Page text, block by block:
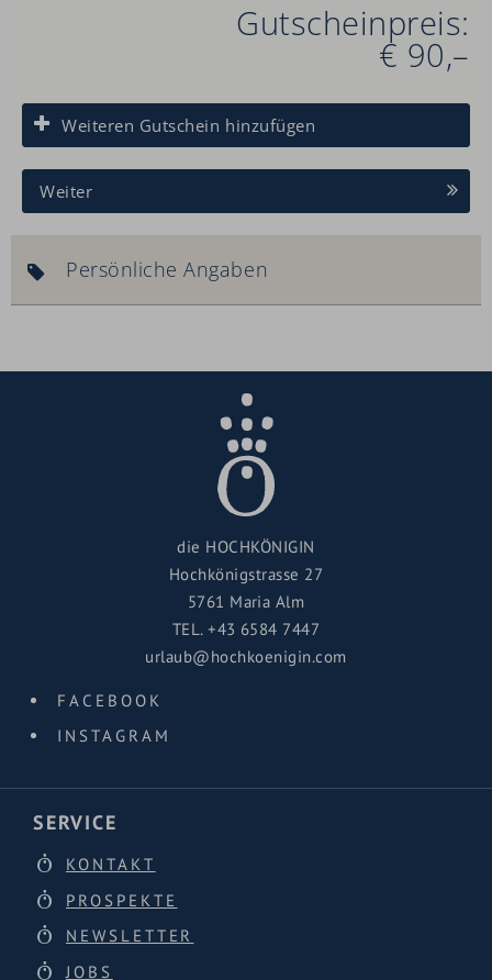
Gutscheinpreis:
€ 90,–
Weiteren Gutschein hinzufügen
Weiter
Persönliche Angaben
die HOCHKÖNIGIN
Hochkönigstrasse 27
5761 Maria Alm
TEL.+43 6584 7447
urlaub@hochkoenigin.com
FACEBOOK
INSTAGRAM
SERVICE
KONTAKT
PROSPEKTE
NEWSLETTER
JOBS